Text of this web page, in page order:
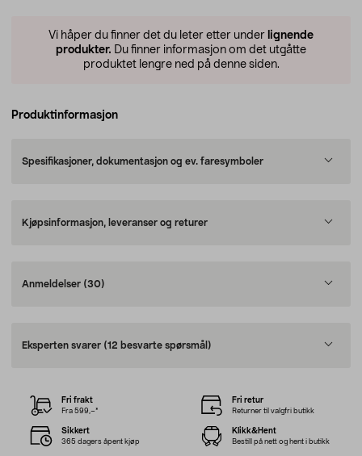
Vi håper du finner det du leter etter under lignende
produkter. Du finner informasjon om det utgåtte
produktet lengre ned på denne siden.
Produktinformasjon
Spesifikasjoner, dokumentasjon og ev. faresymboler
Kjøpsinformasjon, leveranser og returer
Anmeldelser (30)
Eksperten svarer (12 besvarte spørsmål)
Fri frakt
Fra 599,–*
Fri retur
Returner til valgfri butikk
Sikkert
365 dagers åpent kjøp
Klikk&Hent
Bestill på nett og hent i butikk